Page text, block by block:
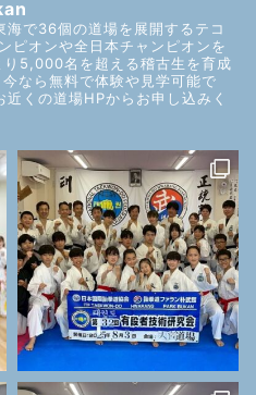
海で36個の道場を展開するテコ
ピオンや全日本チャンピオンを
5,000名を超える稽古生を育成
今なら無料で体験や見学可能で
くの道場HPからお申し込みく